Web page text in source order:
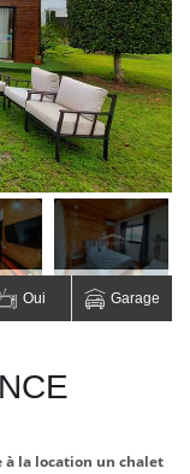
Oui Garage
à la location un chalet